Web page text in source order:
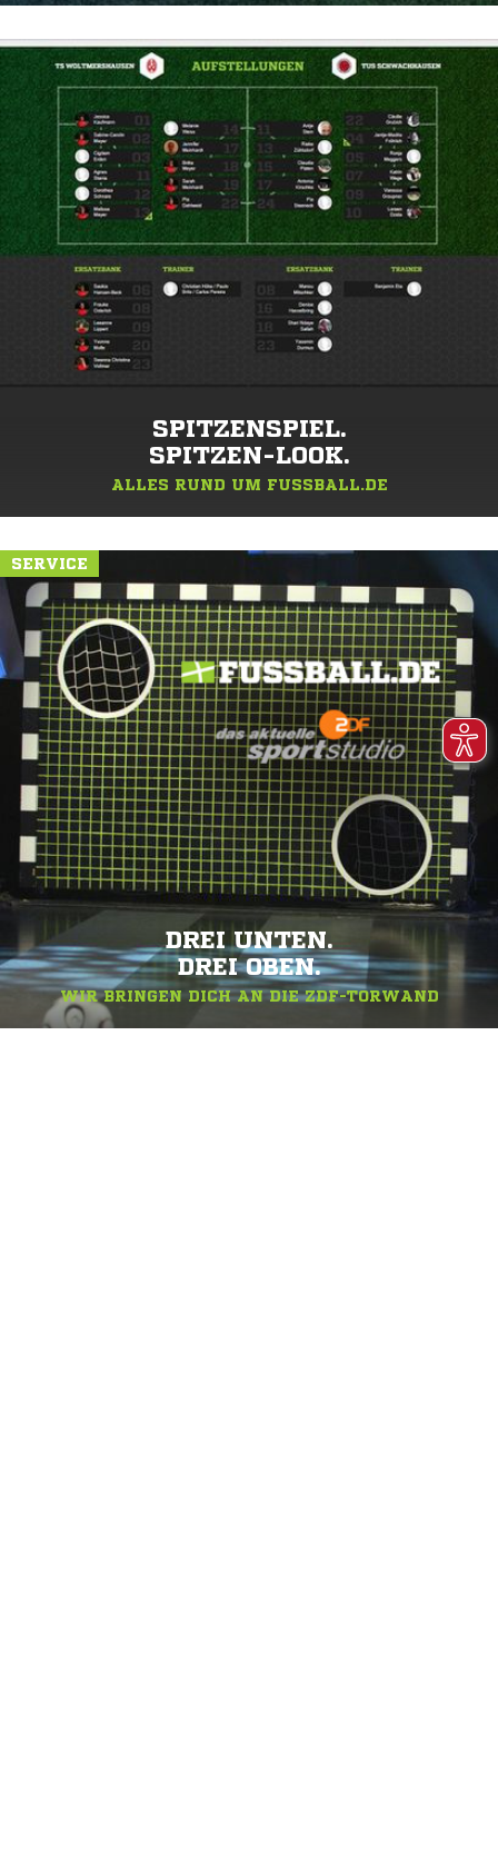
SPITZENSPIEL.
SPITZEN-LOOK.
ALLES RUND UM FUSSBALL.DE
SERVICE
DREI UNTEN.
DREI OBEN.
WIR BRINGEN DICH AN DIE ZDF-TORWAND